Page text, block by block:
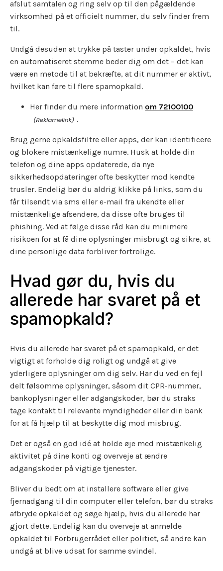
afslut samtalen og ring selv op til den pågældende
virksomhed på et officielt nummer, du selv finder frem
til.
Undgå desuden at trykke på taster under opkaldet, hvis
en automatiseret stemme beder dig om det – det kan
være en metode til at bekræfte, at dit nummer er aktivt,
hvilket kan føre til flere spamopkald.
Her finder du mere information om 72100100
.
Brug gerne opkaldsfiltre eller apps, der kan identificere
og blokere mistænkelige numre. Husk at holde din
telefon og dine apps opdaterede, da nye
sikkerhedsopdateringer ofte beskytter mod kendte
trusler. Endelig bør du aldrig klikke på links, som du
får tilsendt via sms eller e-mail fra ukendte eller
mistænkelige afsendere, da disse ofte bruges til
phishing. Ved at følge disse råd kan du minimere
risikoen for at få dine oplysninger misbrugt og sikre, at
dine personlige data forbliver fortrolige.
Hvad gør du, hvis du
allerede har svaret på et
spamopkald?
Hvis du allerede har svaret på et spamopkald, er det
vigtigt at forholde dig roligt og undgå at give
yderligere oplysninger om dig selv. Har du ved en fejl
delt følsomme oplysninger, såsom dit CPR-nummer,
bankoplysninger eller adgangskoder, bør du straks
tage kontakt til relevante myndigheder eller din bank
for at få hjælp til at beskytte dig mod misbrug.
Det er også en god idé at holde øje med mistænkelig
aktivitet på dine konti og overveje at ændre
adgangskoder på vigtige tjenester.
Bliver du bedt om at installere software eller give
fjernadgang til din computer eller telefon, bør du straks
afbryde opkaldet og søge hjælp, hvis du allerede har
gjort dette. Endelig kan du overveje at anmelde
opkaldet til Forbrugerrådet eller politiet, så andre kan
undgå at blive udsat for samme svindel.